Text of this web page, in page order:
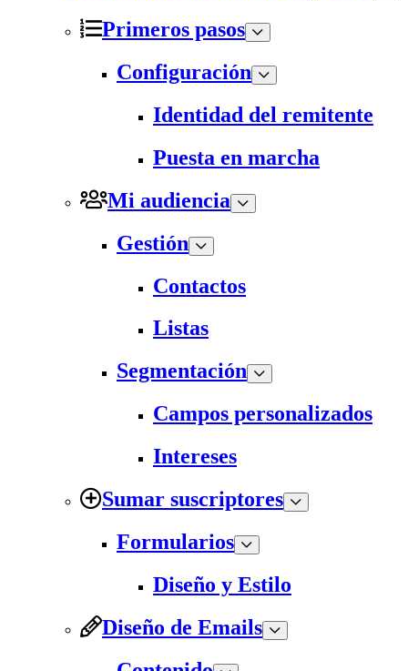
Primeros pasos
Configuración
Identidad del remitente
Puesta en marcha
Mi audiencia
Gestión
Contactos
Listas
Segmentación
Campos personalizados
Intereses
Sumar suscriptores
Formularios
Diseño y Estilo
Diseño de Emails